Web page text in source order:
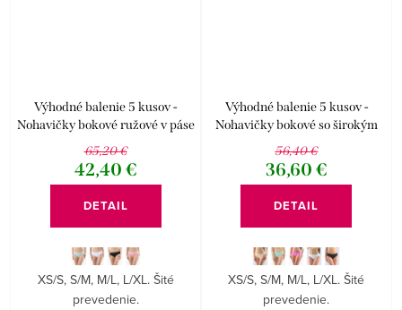
Výhodné balenie 5 kusov -
Nohavičky bokové ružové v páse
kolekcia Disco 19
65,20 €
42,40 €
DETAIL
XS/S, S/M, M/L, L/XL. Šité
prevedenie.
Výhodné balenie 5 kusov -
Nohavičky bokové so širokým
bokom Disco
56,40 €
36,60 €
DETAIL
XS/S, S/M, M/L, L/XL. Šité
prevedenie.